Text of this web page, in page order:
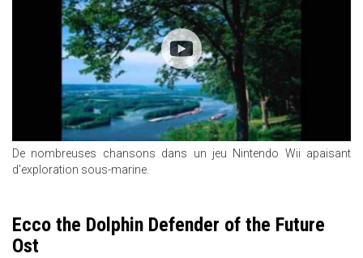
De nombreuses chansons dans un jeu Nintendo Wii apaisant
d'exploration sous-marine.
Ecco the Dolphin Defender of the Future
Ost